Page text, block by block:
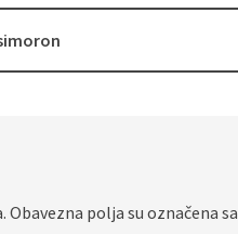
Obavezna polja su označena sa